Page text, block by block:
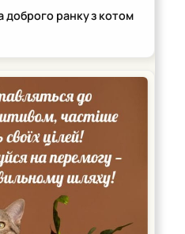
доброго ранку з котом